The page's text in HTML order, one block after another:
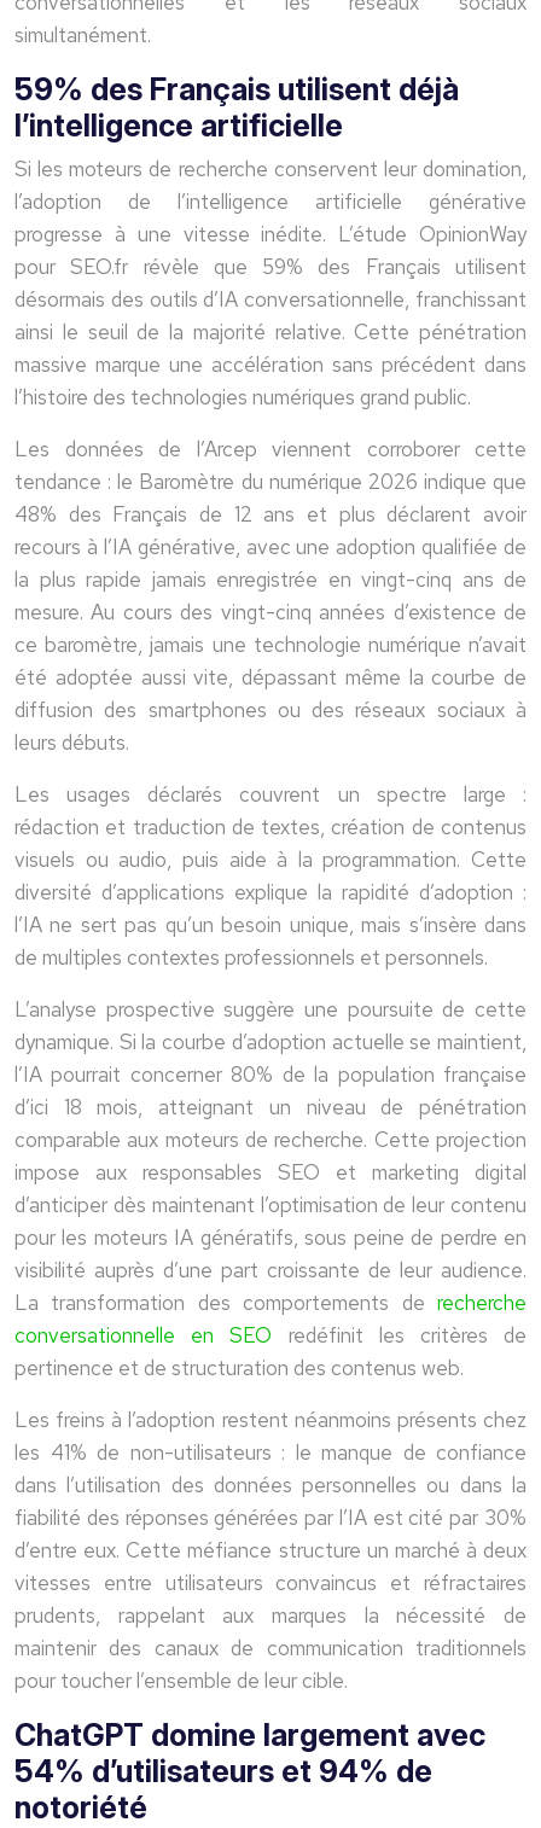
simultanément.
59% des Français utilisent déjà
l’intelligence artificielle
Si les moteurs de recherche conservent leur domination,
l’adoption de l’intelligence artificielle générative
progresse à une vitesse inédite. L’étude OpinionWay
pour SEO.fr révèle que 59% des Français utilisent
désormais des outils d’IA conversationnelle, franchissant
ainsi le seuil de la majorité relative. Cette pénétration
massive marque une accélération sans précédent dans
l’histoire des technologies numériques grand public.
Les données de l’Arcep viennent corroborer cette
tendance : le Baromètre du numérique 2026 indique que
48% des Français de 12 ans et plus déclarent avoir
recours à l’IA générative, avec une adoption qualifiée de
la plus rapide jamais enregistrée en vingt-cinq ans de
mesure. Au cours des vingt-cinq années d’existence de
ce baromètre, jamais une technologie numérique n’avait
été adoptée aussi vite, dépassant même la courbe de
diffusion des smartphones ou des réseaux sociaux à
leurs débuts.
Les usages déclarés couvrent un spectre large :
rédaction et traduction de textes, création de contenus
visuels ou audio, puis aide à la programmation. Cette
diversité d’applications explique la rapidité d’adoption :
l’IA ne sert pas qu’un besoin unique, mais s’insère dans
de multiples contextes professionnels et personnels.
L’analyse prospective suggère une poursuite de cette
dynamique. Si la courbe d’adoption actuelle se maintient,
l’IA pourrait concerner 80% de la population française
d’ici 18 mois, atteignant un niveau de pénétration
comparable aux moteurs de recherche. Cette projection
impose aux responsables SEO et marketing digital
d’anticiper dès maintenant l’optimisation de leur contenu
pour les moteurs IA génératifs, sous peine de perdre en
visibilité auprès d’une part croissante de leur audience.
La transformation des comportements de recherche
conversationnelle en SEO redéfinit les critères de
pertinence et de structuration des contenus web.
Les freins à l’adoption restent néanmoins présents chez
les 41% de non-utilisateurs : le manque de confiance
dans l’utilisation des données personnelles ou dans la
fiabilité des réponses générées par l’IA est cité par 30%
d’entre eux. Cette méfiance structure un marché à deux
vitesses entre utilisateurs convaincus et réfractaires
prudents, rappelant aux marques la nécessité de
maintenir des canaux de communication traditionnels
pour toucher l’ensemble de leur cible.
ChatGPT domine largement avec
54% d’utilisateurs et 94% de
notoriété